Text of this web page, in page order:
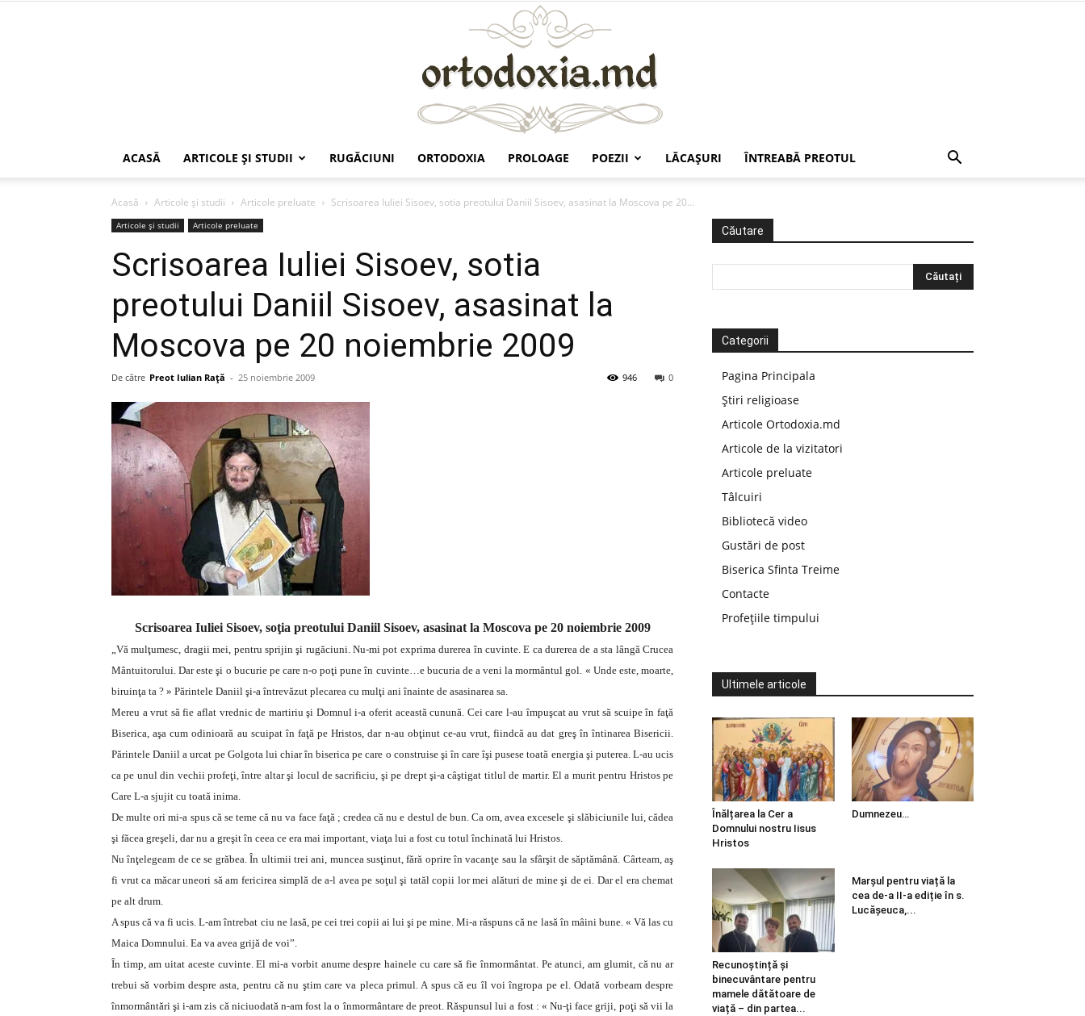
ACASĂ ARTICOLE ŞI STUDII RUGĂCIUNI ORTODOXIA PROLOAGE POEZII LĂCAŞURI ÎNTREABĂ PREOTUL
Acasă Articole şi studii Articole preluate Scrisoarea Iuliei Sisoev, sotia preotului Daniil Sisoev, asasinat la Moscova pe 20...
Articole şi studii Articole preluate
Scrisoarea Iuliei Sisoev, sotia
preotului Daniil Sisoev, asasinat la
Moscova pe 20 noiembrie 2009
De către Preot Iulian Raţă - 25 noiembrie 2009 0
946
Scrisoarea Iuliei Sisoev, soţia preotului Daniil Sisoev, asasinat la Moscova pe 20 noiembrie 2009
„Vă mulţumesc, dragii mei, pentru sprijin şi rugăciuni. Nu-mi pot exprima durerea în cuvinte. E ca durerea de a sta lângă Crucea
Mântuitorului. Dar este şi o bucurie pe care n-o poţi pune în cuvinte…e bucuria de a veni la mormântul gol. « Unde este, moarte,
biruinţa ta ? » Părintele Daniil şi-a întrevăzut plecarea cu mulţi ani înainte de asasinarea sa.
Mereu a vrut să fie aflat vrednic de martiriu şi Domnul i-a oferit această cunună. Cei care l-au împuşcat au vrut să scuipe în faţă
Biserica, aşa cum odinioară au scuipat în faţă pe Hristos, dar n-au obţinut ce-au vrut, fiindcă au dat greş în întinarea Bisericii.
Părintele Daniil a urcat pe Golgota lui chiar în biserica pe care o construise şi în care îşi pusese toată energia şi puterea. L-au ucis
ca pe unul din vechii profeţi, între altar şi locul de sacrificiu, şi pe drept şi-a câştigat titlul de martir. El a murit pentru Hristos pe
Care L-a sjujit cu toată inima.
De multe ori mi-a spus că se teme că nu va face faţă ; credea că nu e destul de bun. Ca om, avea excesele şi slăbiciunile lui, cădea
şi făcea greşeli, dar nu a greşit în ceea ce era mai important, viaţa lui a fost cu totul închinată lui Hristos.
Nu înţelegeam de ce se grăbea. În ultimii trei ani, muncea susţinut, fără oprire în vacanţe sau la sfârşit de săptămână. Cârteam, aş
fi vrut ca măcar uneori să am fericirea simplă de a-l avea pe soţul şi tatăl copii lor mei alături de mine şi de ei. Dar el era chemat
pe alt drum.
A spus că va fi ucis. L-am întrebat ciu ne lasă, pe cei trei copii ai lui şi pe mine. Mi-a răspuns că ne lasă în mâini bune. « Vă las cu
Maica Domnului. Ea va avea grijă de voi”.
În timp, am uitat aceste cuvinte. El mi-a vorbit anume despre hainele cu care să fie înmormântat. Pe atunci, am glumit, că nu ar
trebui să vorbim despre asta, pentru că nu ştim care va pleca primul. A spus că eu îl voi îngropa pe el. Odată vorbeam despre
înmormântări şi i-am zis că niciuodată n-am fost la o înmormântare de preot. Răspunsul lui a fost : « Nu-ţi face griji, poţi să vii la
Căutare
Categorii
Pagina Principala
Știri religioase
Articole Ortodoxia.md
Articole de la vizitatori
Articole preluate
Tâlcuiri
Bibliotecă video
Gustări de post
Biserica Sfinta Treime
Contacte
Profețiile timpului
Ultimele articole
Înălțarea la Cer a
Domnului nostru Iisus
Hristos
Dumnezeu…
Recunoștință și
binecuvântare pentru
mamele dătătoare de
viață – din partea...
Marșul pentru viață la
cea de-a II-a ediție în s.
Lucășeuca,...